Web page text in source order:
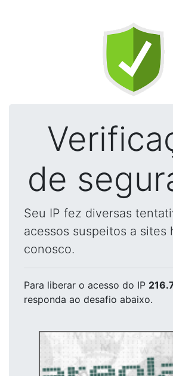
de
Seu IP fez diversas
acessos suspeitos a sites
conosco.
Para liberar o acesso do IP
responda ao desafio abaixo.